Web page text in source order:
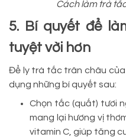
Cách làm trà
5. Bí quyết để
tuyệt vời hơn
Để ly trà tắc trân châu
dụng những bí quyết sau:
Chọn tắc (quất) tươi
mang lại hương vị
vitamin C, giúp tăng